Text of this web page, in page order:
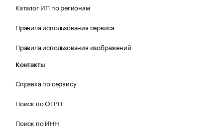
Каталог ИП по регионам
Правила использования сервиса
Правила использования изображений
Контакты
Справка по сервису
Поиск по ОГРН
Поиск по ИНН